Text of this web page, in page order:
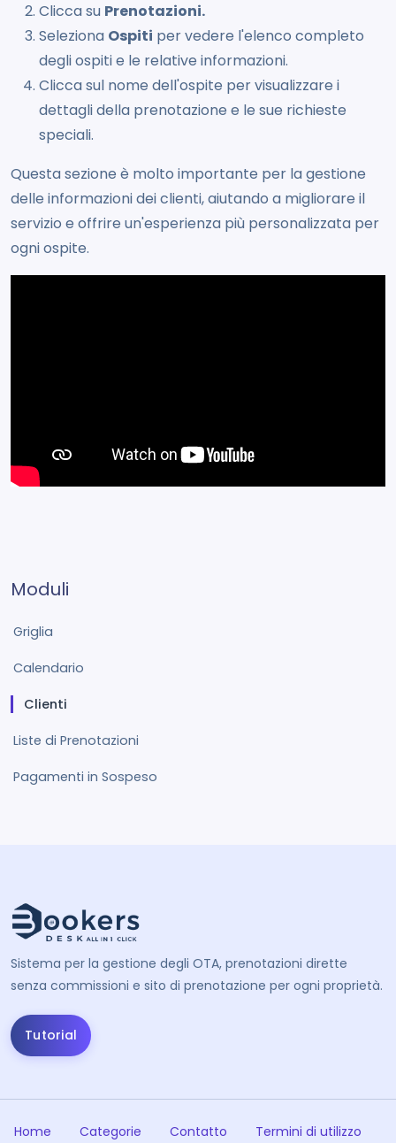
Clicca su Prenotazioni.
Seleziona Ospiti per vedere l'elenco completo
degli ospiti e le relative informazioni.
Clicca sul nome dell'ospite per visualizzare i
dettagli della prenotazione e le sue richieste
speciali.
Questa sezione è molto importante per la gestione
delle informazioni dei clienti, aiutando a migliorare il
servizio e offrire un'esperienza più personalizzata per
ogni ospite.
Moduli
Griglia
Calendario
Clienti
Liste di Prenotazioni
Pagamenti in Sospeso
Sistema per la gestione degli OTA, prenotazioni dirette
senza commissioni e sito di prenotazione per ogni proprietà.
Tutorial
Home Categorie Contatto Termini di utilizzo